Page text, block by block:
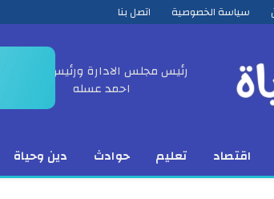
سياسة الخصوصية اتصل بنا
رئيس مجلس الادارة ورئيس التحرير
احمد عسله
اقتصاد تعليم حوادث دين وحياة